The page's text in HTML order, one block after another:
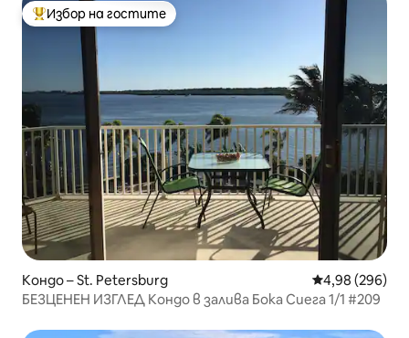
Най-популярен избор на гостите
Избор на гостите
Кондо – St. Petersburg Средна
4,98 (296)
БЕЗЦЕНЕН ИЗГЛЕД Кондо в залива Бока Сиега 1/1 #209